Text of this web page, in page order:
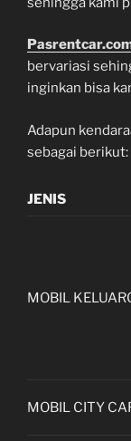
bervariasi
inginkan bisa
Adapun
sebagai berikut:
JENIS
MOBIL
MOBIL CITY